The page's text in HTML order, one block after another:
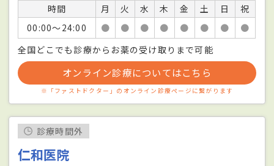
時間 月 火 水 木 金 土 日
祝
00:00〜24:00
● ● ● ● ● ● ●
●
全国どこでも診療からお薬の受け取りまで可能
オンライン診療についてはこちら
※「ファストドクター」のオンライン診療ページに繋がります
診療時間外
仁和医院